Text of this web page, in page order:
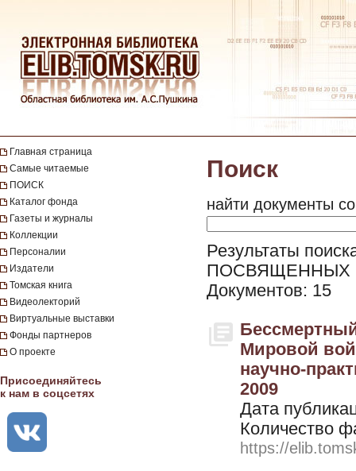
Главная страница
Самые читаемые
ПОИСК
Каталог фонда
Газеты и журналы
Коллекции
Персоналии
Издатели
Томская книга
Видеолекторий
Виртуальные выставки
Фонды партнеров
О проекте
Присоединяйтесь
к нам в соцсетях
Поиск
найти документы
Результаты
ПОСВЯЩЕННЫХ
Документов: 15
Мировой
научно-
2009
Дата
Количество
https://